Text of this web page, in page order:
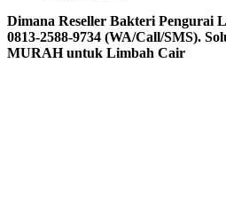
Dimana Reseller Bakteri Pengurai
0813-2588-9734 (WA/Call/SMS).
MURAH untuk Limbah Cair